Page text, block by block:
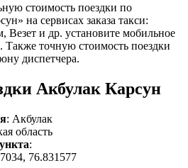
стоимость поездки по
на сервисах заказа такси:
и др. установите мобильное
точную стоимость поездки
диспетчера.
Акбулак Карсун
: Акбулак
область
:
76.831577